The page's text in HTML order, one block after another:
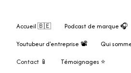
Accueil 🇧🇪
Podcast de marque 🎧
Youtubeur d'entreprise 📽️
Qui
Contact 📱
Témoignages ⭐